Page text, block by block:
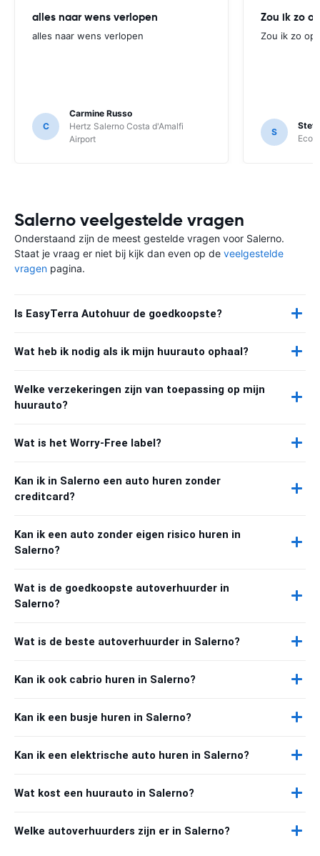
alles naar wens verlopen
alles naar wens verlopen
C
Carmine Russo
Hertz Salerno Costa d'Amalfi
Airport
Zou ik zo
Zou ik zo
S
Salerno veelgestelde vragen
Onderstaand zijn de meest gestelde vragen voor Salerno.
Staat je vraag er niet bij kijk dan even op de veelgestelde
vragen pagina.
Is EasyTerra Autohuur de goedkoopste?
Wat heb ik nodig als ik mijn huurauto ophaal?
Welke verzekeringen zijn van toepassing op mijn
huurauto?
Wat is het Worry-Free label?
Kan ik in Salerno een auto huren zonder
creditcard?
Kan ik een auto zonder eigen risico huren in
Salerno?
Wat is de goedkoopste autoverhuurder in
Salerno?
Wat is de beste autoverhuurder in Salerno?
Kan ik ook cabrio huren in Salerno?
Kan ik een busje huren in Salerno?
Kan ik een elektrische auto huren in Salerno?
Wat kost een huurauto in Salerno?
Welke autoverhuurders zijn er in Salerno?